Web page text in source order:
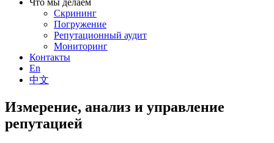
Скрининг
Погружение
Репутационный аудит
Мониторинг
Контакты
En
中文
Измерение, анализ и управление
репутацией